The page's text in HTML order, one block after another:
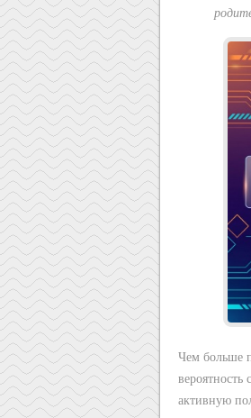
Чем больше
активную